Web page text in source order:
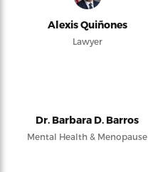
Alexis Quiñones
Lawyer
Dr. Barbara D. Barros
Mental Health & Menopause